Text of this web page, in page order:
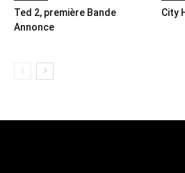
Ted 2, première Bande
Annonce
City